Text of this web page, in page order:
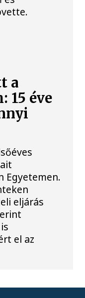
a
15 éve
Egyetemen.
eljárás
el az